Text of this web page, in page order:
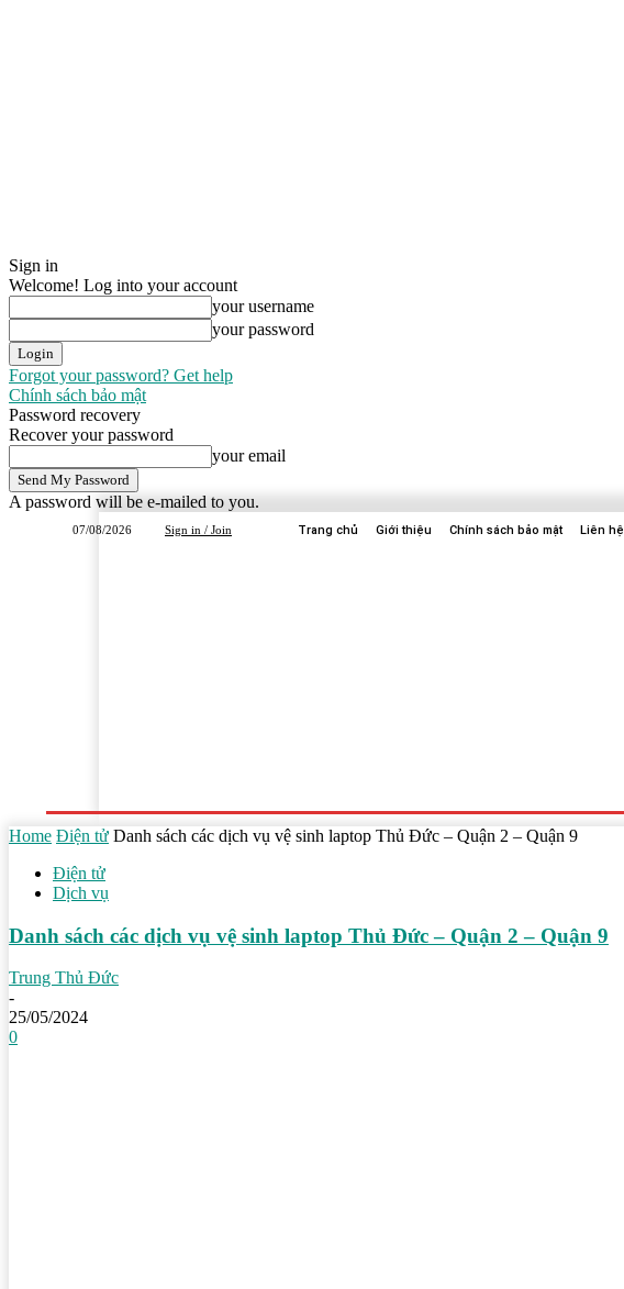
Sign in
Welcome! Log into your account
your username
your password
Forgot your password? Get help
Chính sách bảo mật
Password recovery
Recover your password
your email
A password will be e-mailed to you.
07/08/2026 Sign in / Join Trang chủ Giới thiệu Chính sách bảo mật Liên hệ
Home Điện tử Danh sách các dịch vụ vệ sinh laptop Thủ Đức – Quận 2 – Quận 9
Điện tử
Dịch vụ
Danh sách các dịch vụ vệ sinh laptop Thủ Đức – Quận 2 – Quận 9
Trung Thủ Đức
-
25/05/2024
0